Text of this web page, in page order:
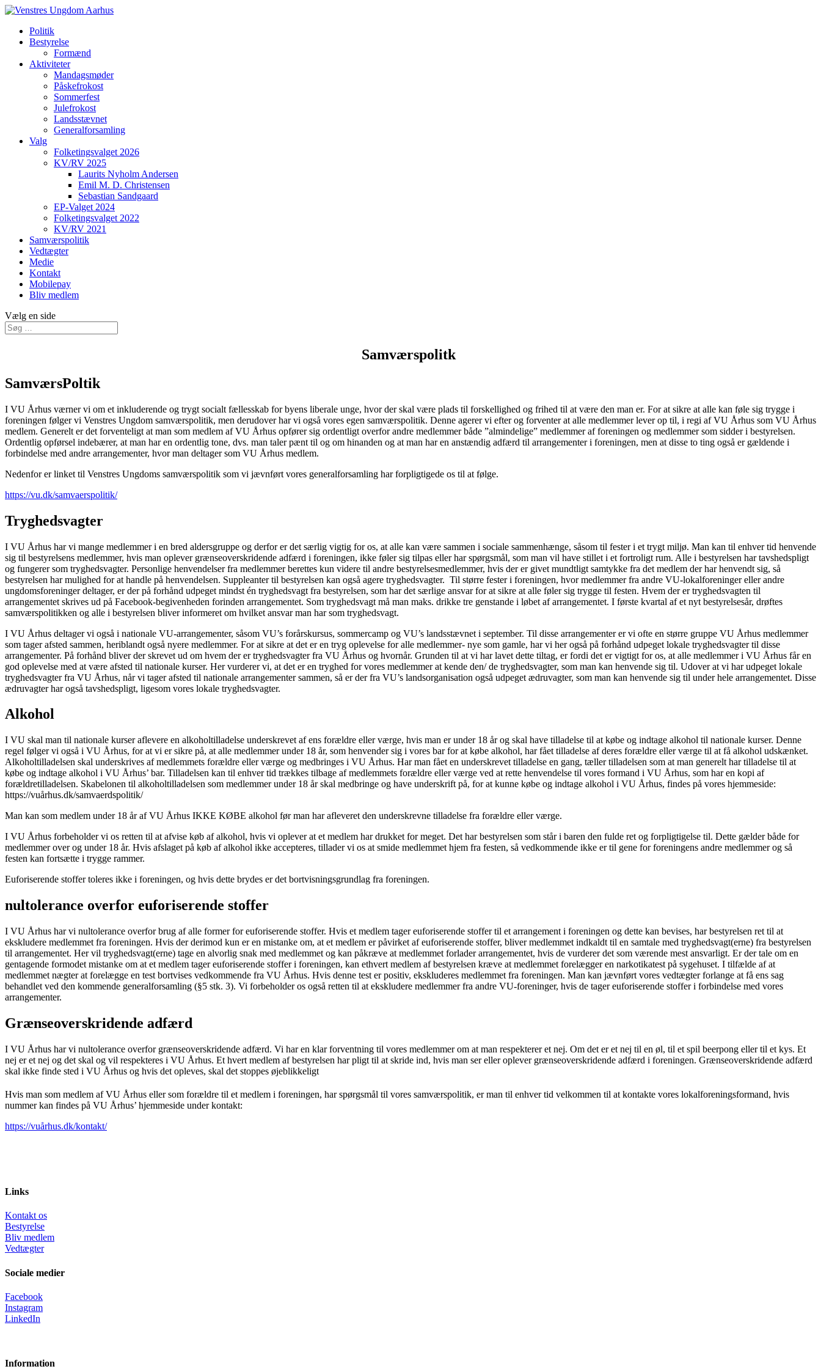
Politik
Bestyrelse
Formænd
Aktiviteter
Mandagsmøder
Påskefrokost
Sommerfest
Julefrokost
Landsstævnet
Generalforsamling
Valg
Folketingsvalget 2026
KV/RV 2025
Laurits Nyholm Andersen
Emil M. D. Christensen
Sebastian Sandgaard
EP-Valget 2024
Folketingsvalget 2022
KV/RV 2021
Samværspolitik
Vedtægter
Medie
Kontakt
Mobilepay
Bliv medlem
Vælg en side
Samværspolitk
SamværsPoltik
I VU Århus værner vi om et inkluderende og trygt socialt fællesskab for byens liberale unge, hvor der skal være plads til forskellighed og frihed til at være den man er. For at sikre at alle kan føle sig trygge i
foreningen følger vi Venstres Ungdom samværspolitik, men derudover har vi også vores egen samværspolitik. Denne agerer vi efter og forventer at alle medlemmer lever op til, i regi af VU Århus som VU Århus
medlem. Generelt er det forventeligt at man som medlem af VU Århus opfører sig ordentligt overfor andre medlemmer både ”almindelige” medlemmer af foreningen og medlemmer som sidder i bestyrelsen.
Ordentlig opførsel indebærer, at man har en ordentlig tone, dvs. man taler pænt til og om hinanden og at man har en anstændig adfærd til arrangementer i foreningen, men at disse to ting også er gældende i
forbindelse med andre arrangementer, hvor man deltager som VU Århus medlem.
Nedenfor er linket til Venstres Ungdoms samværspolitik som vi jævnført vores generalforsamling har forpligtigede os til at følge.
https://vu.dk/samvaerspolitik/
Tryghedsvagter
I VU Århus har vi mange medlemmer i en bred aldersgruppe og derfor er det særlig vigtig for os, at alle kan være sammen i sociale sammenhænge, såsom til fester i et trygt miljø. Man kan til enhver tid henvende
sig til bestyrelsens medlemmer, hvis man oplever grænseoverskridende adfærd i foreningen, ikke føler sig tilpas eller har spørgsmål, som man vil have stillet i et fortroligt rum. Alle i bestyrelsen har tavshedspligt
og fungerer som tryghedsvagter. Personlige henvendelser fra medlemmer berettes kun videre til andre bestyrelsesmedlemmer, hvis der er givet mundtligt samtykke fra det medlem der har henvendt sig, så
bestyrelsen har mulighed for at handle på henvendelsen. Suppleanter til bestyrelsen kan også agere tryghedsvagter. Til større fester i foreningen, hvor medlemmer fra andre VU-lokalforeninger eller andre
ungdomsforeninger deltager, er der på forhånd udpeget mindst én tryghedsvagt fra bestyrelsen, som har det særlige ansvar for at sikre at alle føler sig trygge til festen. Hvem der er tryghedsvagten til
arrangementet skrives ud på Facebook-begivenheden forinden arrangementet. Som tryghedsvagt må man maks. drikke tre genstande i løbet af arrangementet. I første kvartal af et nyt bestyrelsesår, drøftes
samværspolitikken og alle i bestyrelsen bliver informeret om hvilket ansvar man har som tryghedsvagt.
I VU Århus deltager vi også i nationale VU-arrangementer, såsom VU’s forårskursus, sommercamp og VU’s landsstævnet i september. Til disse arrangementer er vi ofte en større gruppe VU Århus medlemmer
som tager afsted sammen, heriblandt også nyere medlemmer. For at sikre at det er en tryg oplevelse for alle medlemmer- nye som gamle, har vi her også på forhånd udpeget lokale tryghedsvagter til disse
arrangementer. På forhånd bliver der skrevet ud om hvem der er tryghedsvagter fra VU Århus og hvornår. Grunden til at vi har lavet dette tiltag, er fordi det er vigtigt for os, at alle medlemmer i VU Århus får en
god oplevelse med at være afsted til nationale kurser. Her vurderer vi, at det er en tryghed for vores medlemmer at kende den/ de tryghedsvagter, som man kan henvende sig til. Udover at vi har udpeget lokale
tryghedsvagter fra VU Århus, når vi tager afsted til nationale arrangementer sammen, så er der fra VU’s landsorganisation også udpeget ædruvagter, som man kan henvende sig til under hele arrangementet. Disse
ædruvagter har også tavshedspligt, ligesom vores lokale tryghedsvagter.
Alkohol
I VU skal man til nationale kurser aflevere en alkoholtilladelse underskrevet af ens forældre eller værge, hvis man er under 18 år og skal have tilladelse til at købe og indtage alkohol til nationale kurser. Denne
regel følger vi også i VU Århus, for at vi er sikre på, at alle medlemmer under 18 år, som henvender sig i vores bar for at købe alkohol, har fået tilladelse af deres forældre eller værge til at få alkohol udskænket.
Alkoholtilladelsen skal underskrives af medlemmets forældre eller værge og medbringes i VU Århus. Har man fået en underskrevet tilladelse en gang, tæller tilladelsen som at man generelt har tilladelse til at
købe og indtage alkohol i VU Århus’ bar. Tilladelsen kan til enhver tid trækkes tilbage af medlemmets forældre eller værge ved at rette henvendelse til vores formand i VU Århus, som har en kopi af
forældretilladelsen. Skabelonen til alkoholtilladelsen som medlemmer under 18 år skal medbringe og have underskrift på, for at kunne købe og indtage alkohol i VU Århus, findes på vores hjemmeside:
https://vuårhus.dk/samvaerdspolitik/
Man kan som medlem under 18 år af VU Århus IKKE KØBE alkohol før man har afleveret den underskrevne tilladelse fra forældre eller værge.
I VU Århus forbeholder vi os retten til at afvise køb af alkohol, hvis vi oplever at et medlem har drukket for meget. Det har bestyrelsen som står i baren den fulde ret og forpligtigelse til. Dette gælder både for
medlemmer over og under 18 år. Hvis afslaget på køb af alkohol ikke accepteres, tillader vi os at smide medlemmet hjem fra festen, så vedkommende ikke er til gene for foreningens andre medlemmer og så
festen kan fortsætte i trygge rammer.
Euforiserende stoffer toleres ikke i foreningen, og hvis dette brydes er det bortvisningsgrundlag fra foreningen.
nultolerance overfor euforiserende stoffer
I VU Århus har vi nultolerance overfor brug af alle former for euforiserende stoffer. Hvis et medlem tager euforiserende stoffer til et arrangement i foreningen og dette kan bevises, har bestyrelsen ret til at
ekskludere medlemmet fra foreningen. Hvis der derimod kun er en mistanke om, at et medlem er påvirket af euforiserende stoffer, bliver medlemmet indkaldt til en samtale med tryghedsvagt(erne) fra bestyrelsen
til arrangementet. Her vil tryghedsvagt(erne) tage en alvorlig snak med medlemmet og kan påkræve at medlemmet forlader arrangementet, hvis de vurderer det som værende mest ansvarligt. Er der tale om en
gentagende formodet mistanke om at et medlem tager euforiserende stoffer i foreningen, kan ethvert medlem af bestyrelsen kræve at medlemmet forelægger en narkotikatest på sygehuset. I tilfælde af at
medlemmet nægter at forelægge en test bortvises vedkommende fra VU Århus. Hvis denne test er positiv, ekskluderes medlemmet fra foreningen. Man kan jævnført vores vedtægter forlange at få ens sag
behandlet ved den kommende generalforsamling (§5 stk. 3). Vi forbeholder os også retten til at ekskludere medlemmer fra andre VU-foreninger, hvis de tager euforiserende stoffer i forbindelse med vores
arrangementer.
Grænseoverskridende adfærd
I VU Århus har vi nultolerance overfor grænseoverskridende adfærd. Vi har en klar forventning til vores medlemmer om at man respekterer et nej. Om det er et nej til en øl, til et spil beerpong eller til et kys. Et
nej er et nej og det skal og vil respekteres i VU Århus. Et hvert medlem af bestyrelsen har pligt til at skride ind, hvis man ser eller oplever grænseoverskridende adfærd i foreningen. Grænseoverskridende adfærd
skal ikke finde sted i VU Århus og hvis det opleves, skal det stoppes øjeblikkeligt
Hvis man som medlem af VU Århus eller som forældre til et medlem i foreningen, har spørgsmål til vores samværspolitik, er man til enhver tid velkommen til at kontakte vores lokalforeningsformand, hvis
nummer kan findes på VU Århus’ hjemmeside under kontakt:
https://vuårhus.dk/kontakt/
Links
Kontakt os
Bestyrelse
Bliv medlem
Vedtægter
Sociale medier
Facebook
Instagram
LinkedIn
Information